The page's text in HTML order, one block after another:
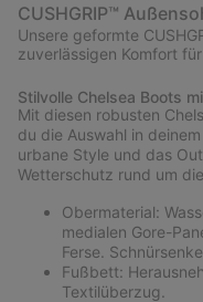
CUSHGRIP™
Unsere geformte
zuverlässigen Komfort
Stilvolle Chelsea Boots
Mit diesen robusten
du die Auswahl in
urbane Style und das
Wetterschutz rund um die
Obermaterial:
medialen Gore-
Ferse.
Fußbett:
Textilüberzug.